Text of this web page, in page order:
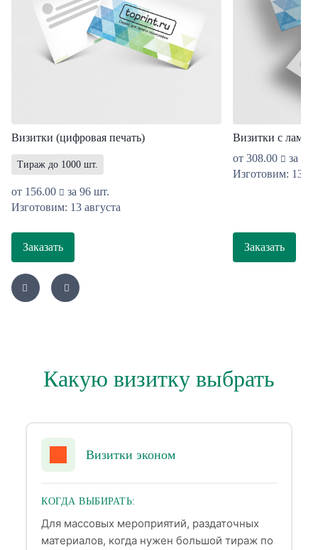
Визитки (цифровая печать)
Тираж до 1000 шт.
от 156.00
за 96 шт.
Изготовим: 13 августа
Заказать
Визитки с
от 308.00
за 96
Изготовим: 13
Заказать
Какую визитку выбрать
Визитки эконом
КОГДА ВЫБИРАТЬ:
Для массовых мероприятий, раздаточных
материалов, когда нужен большой тираж по